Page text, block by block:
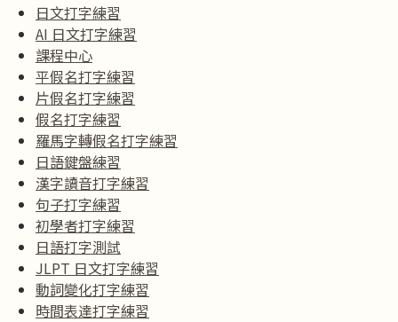
日文打字練習
AI 日文打字練習
課程中心
平假名打字練習
片假名打字練習
假名打字練習
羅馬字轉假名打字練習
日語鍵盤練習
漢字讀音打字練習
句子打字練習
初學者打字練習
日語打字測試
JLPT 日文打字練習
動詞變化打字練習
時間表達打字練習